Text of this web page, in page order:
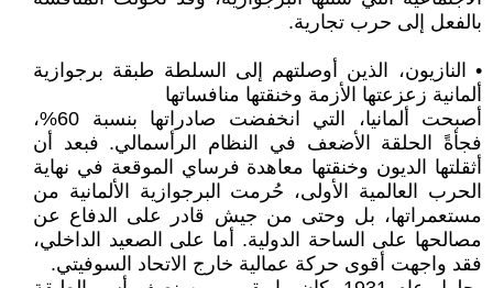
بالفعل إلى حرب تجارية.
• النازيون، الذين أوصلتهم إلى السلطة طبقة برجوازية
ألمانية زعزعتها الأزمة وخنقتها منافساتها
أصبحت ألمانيا، التي انخفضت صادراتها بنسبة 60%،
فجأةً الحلقة الأضعف في النظام الرأسمالي. فبعد أن
أثقلتها الديون وخنقتها معاهدة فرساي الموقعة في نهاية
الحرب العالمية الأولى، حُرمت البرجوازية الألمانية من
مستعمراتها، بل وحتى من جيش قادر على الدفاع عن
مصالحها على الساحة الدولية. أما على الصعيد الداخلي،
فقد واجهت أقوى حركة عمالية خارج الاتحاد السوفيتي.